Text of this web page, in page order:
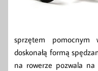
sprzętem
doskonałą formą
na rowerze pozwala na